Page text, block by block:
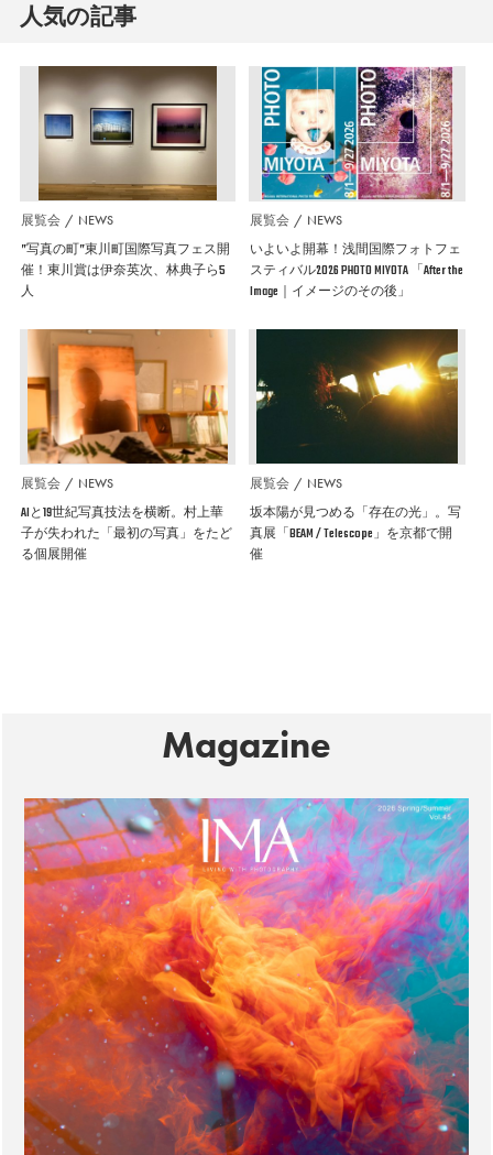
人気の記事
展覧会 NEWS
”写真の町”東川町国際写真フェス開
催！東川賞は伊奈英次、林典子ら5
人
展覧会 NEWS
いよいよ開幕！浅間国際フォトフェ
スティバル2026 PHOTO MIYOTA 「After the
Image｜イメージのその後」
展覧会 NEWS
AIと19世紀写真技法を横断。村上華
子が失われた「最初の写真」をたど
る個展開催
展覧会 NEWS
坂本陽が見つめる「存在の光」。写
真展「BEAM / Telescope」を京都で開
催
Magazine